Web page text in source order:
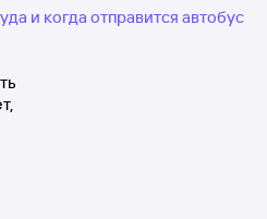
и когда отправится автобус